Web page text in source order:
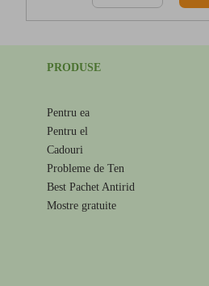
PRODUSE
Pentru ea
Pentru el
Cadouri
Probleme de Ten
Best Pachet Antirid
Mostre gratuite